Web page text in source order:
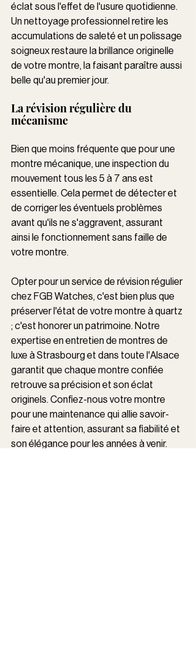
éclat sous l'effet de l'usure quotidienne.
Un nettoyage professionnel retire les
accumulations de saleté et un polissage
soigneux restaure la brillance originelle
de votre montre, la faisant paraître aussi
belle qu'au premier jour.
La révision régulière du
mécanisme
Bien que moins fréquente que pour une
montre mécanique, une inspection du
mouvement tous les 5 à 7 ans est
essentielle. Cela permet de détecter et
de corriger les éventuels problèmes
avant qu'ils ne s'aggravent, assurant
ainsi le fonctionnement sans faille de
votre montre.
Opter pour un service de révision régulier
chez FGB Watches, c'est bien plus que
préserver l'état de votre montre à quartz
; c'est honorer un patrimoine. Notre
expertise en entretien de montres de
luxe à Strasbourg et dans toute l'Alsace
garantit que chaque montre confiée
retrouve sa précision et son éclat
originels. Confiez-nous votre montre
pour une maintenance qui allie savoir-
faire et attention, assurant sa fiabilité et
son élégance pour les années à venir.